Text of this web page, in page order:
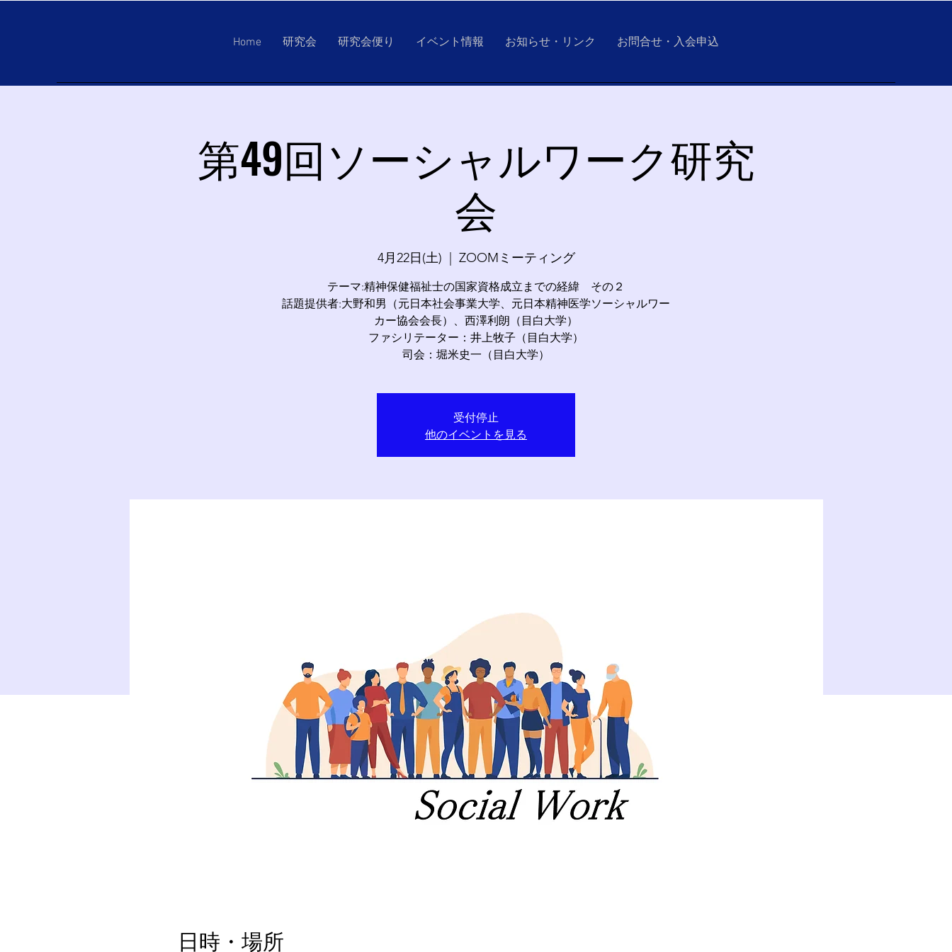
Home 研究会 研究会便り イベント情報 お知らせ・リンク お問合せ・入会申込
第49回ソーシャルワーク研究
会
4月22日(土) ZOOMミーティング
テーマ:精神保健福祉士の国家資格成立までの経緯 その２
話題提供者:大野和男（元日本社会事業大学、元日本精神医学ソーシャルワー
カー協会会長）、西澤利朗（目白大学）
ファシリテーター：井上牧子（目白大学）
司会：堀米史一（目白大学）
受付停止
他のイベントを見る
日時・場所